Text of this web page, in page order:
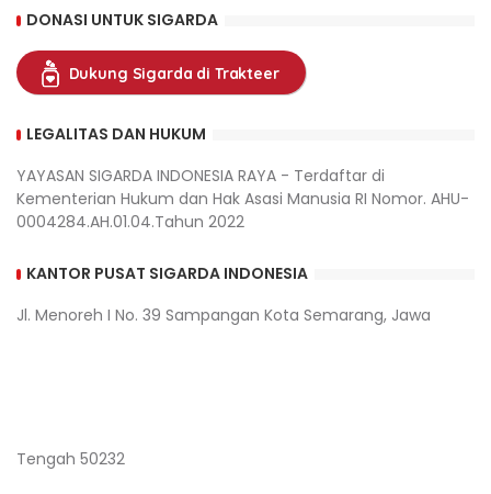
DONASI UNTUK SIGARDA
Dukung Sigarda di Trakteer
LEGALITAS DAN HUKUM
YAYASAN SIGARDA INDONESIA RAYA - Terdaftar di
Kementerian Hukum dan Hak Asasi Manusia RI Nomor. AHU-
0004284.AH.01.04.Tahun 2022
KANTOR PUSAT SIGARDA INDONESIA
Jl. Menoreh I No. 39 Sampangan Kota Semarang, Jawa
Tengah 50232